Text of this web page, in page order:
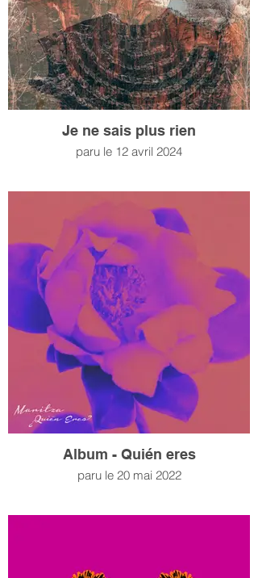
Je ne sais plus rien
paru le 12 avril 2024
Album - Quién eres
paru le 20 mai 2022